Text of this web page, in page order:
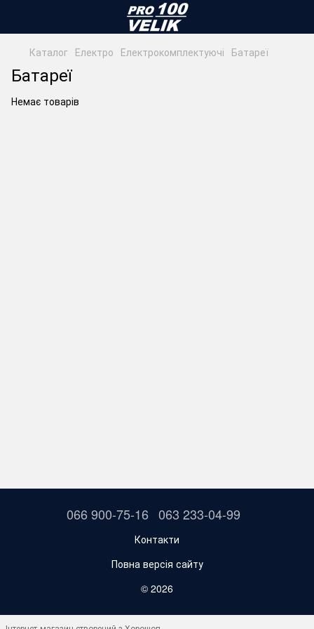
Каталог Електро Електрокомплектуючі Батареї
Батареї
Немає товарів
066 900-75-16 063 233-04-99
Контакти
Повна версія сайту
© 2026